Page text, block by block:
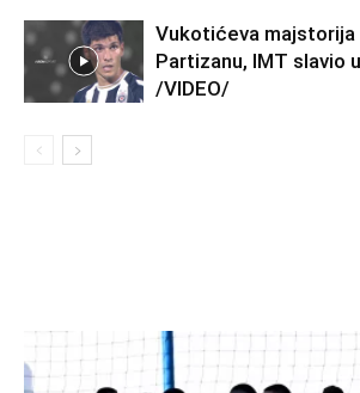
Vukotićeva majstorija
Partizanu, IMT slavio
/VIDEO/